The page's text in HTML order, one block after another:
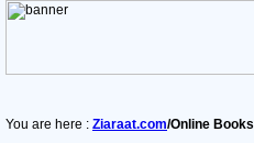
You are here : Ziaraat.com/Online Books